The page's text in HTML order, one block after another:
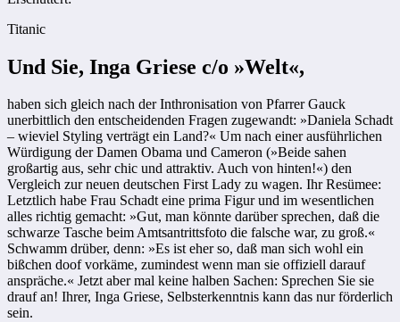
Titanic
Und Sie, Inga Griese c/o »Welt«,
haben sich gleich nach der Inthronisation von Pfarrer Gauck
unerbittlich den entscheidenden Fragen zugewandt: »Daniela Schadt
– wieviel Styling verträgt ein Land?« Um nach einer ausführlichen
Würdigung der Damen Obama und Cameron (»Beide sahen
großartig aus, sehr chic und attraktiv. Auch von hinten!«) den
Vergleich zur neuen deutschen First Lady zu wagen. Ihr Resümee:
Letztlich habe Frau Schadt eine prima Figur und im wesentlichen
alles richtig gemacht: »Gut, man könnte darüber sprechen, daß die
schwarze Tasche beim Amtsantrittsfoto die falsche war, zu groß.«
Schwamm drüber, denn: »Es ist eher so, daß man sich wohl ein
bißchen doof vorkäme, zumindest wenn man sie offiziell darauf
anspräche.« Jetzt aber mal keine halben Sachen: Sprechen Sie sie
drauf an! Ihrer, Inga Griese, Selbsterkenntnis kann das nur förderlich
sein.